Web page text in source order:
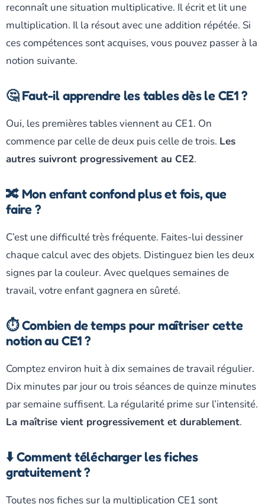
reconnaît une situation multiplicative. Il écrit et lit une
multiplication. Il la résout avec une addition répétée. Si
ces compétences sont acquises, vous pouvez passer à la
notion suivante.
🤔 Faut-il apprendre les tables dès le CE1 ?
Oui, les premières tables viennent au CE1. On
commence par celle de deux puis celle de trois. Les
autres suivront progressivement au CE2.
🔀 Mon enfant confond plus et fois, que
faire ?
C’est une difficulté très fréquente. Faites-lui dessiner
chaque calcul avec des objets. Distinguez bien les deux
signes par la couleur. Avec quelques semaines de
travail, votre enfant gagnera en sûreté.
⏱️ Combien de temps pour maîtriser cette
notion au CE1 ?
Comptez environ huit à dix semaines de travail régulier.
Dix minutes par jour ou trois séances de quinze minutes
par semaine suffisent. La régularité prime sur l’intensité.
La maîtrise vient progressivement et durablement.
⬇️ Comment télécharger les fiches
gratuitement ?
Toutes nos fiches sur la multiplication CE1 sont